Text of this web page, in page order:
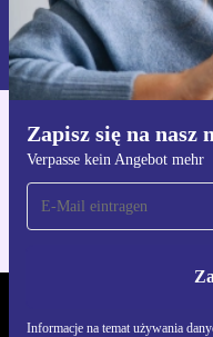
Zapisz się na nasz
Verpasse kein Angebot mehr
Informacje na temat używania
Informacje na temat
naszej
Polityce prywatności
Dla